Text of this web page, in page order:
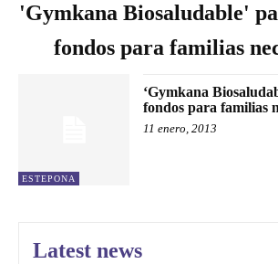
'Gymkana Biosaludable'
fondos para familias
ESTEPONA
‘Gymkana
fondos para familias
11 enero, 2013
Latest news